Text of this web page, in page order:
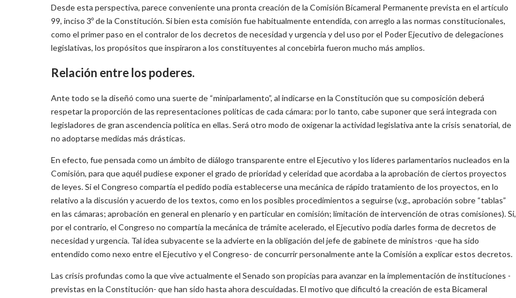
Desde esta perspectiva, parece conveniente una pronta creación de la Comisión Bicameral Permanente prevista en el artículo
99, inciso 3º de la Constitución. Si bien esta comisión fue habitualmente entendida, con arreglo a las normas constitucionales,
como el primer paso en el contralor de los decretos de necesidad y urgencia y del uso por el Poder Ejecutivo de delegaciones
legislativas, los propósitos que inspiraron a los constituyentes al concebirla fueron mucho más amplios.
Relación entre los poderes.
Ante todo se la diseñó como una suerte de “miniparlamento”, al indicarse en la Constitución que su composición deberá
respetar la proporción de las representaciones políticas de cada cámara: por lo tanto, cabe suponer que será integrada con
legisladores de gran ascendencia política en ellas. Será otro modo de oxigenar la actividad legislativa ante la crisis senatorial, de
no adoptarse medidas más drásticas.
En efecto, fue pensada como un ámbito de diálogo transparente entre el Ejecutivo y los líderes parlamentarios nucleados en la
Comisión, para que aquél pudiese exponer el grado de prioridad y celeridad que acordaba a la aprobación de ciertos proyectos
de leyes. Si el Congreso compartía el pedido podía establecerse una mecánica de rápido tratamiento de los proyectos, en lo
relativo a la discusión y acuerdo de los textos, como en los posibles procedimientos a seguirse (v.g., aprobación sobre “tablas”
en las cámaras; aprobación en general en plenario y en particular en comisión; limitación de intervención de otras comisiones). Si,
por el contrario, el Congreso no compartía la mecánica de trámite acelerado, el Ejecutivo podía darles forma de decretos de
necesidad y urgencia. Tal idea subyacente se la advierte en la obligación del jefe de gabinete de ministros -que ha sido
entendido como nexo entre el Ejecutivo y el Congreso- de concurrir personalmente ante la Comisión a explicar estos decretos.
Las crisis profundas como la que vive actualmente el Senado son propicias para avanzar en la implementación de instituciones -
previstas en la Constitución- que han sido hasta ahora descuidadas. El motivo que dificultó la creación de esta Bicameral